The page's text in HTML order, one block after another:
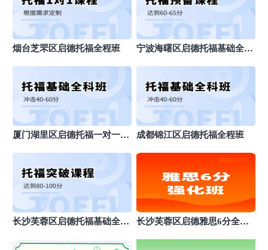
烟台芝罘区启德托福全程班
宁波海曙区启德托福基础全科
厦门湖里区启德托福一对一课
成都锦江区启德托福全程班
长沙芙蓉区启德托福基础全科
长沙芙蓉区启德雅思6分全科